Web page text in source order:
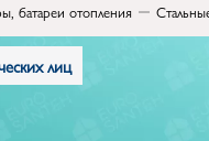
батареи отопления
лиц